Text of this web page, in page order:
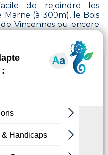
de rejoindre les
(à 300m), le Bois
Vincennes ou encore
ligne A du RER.